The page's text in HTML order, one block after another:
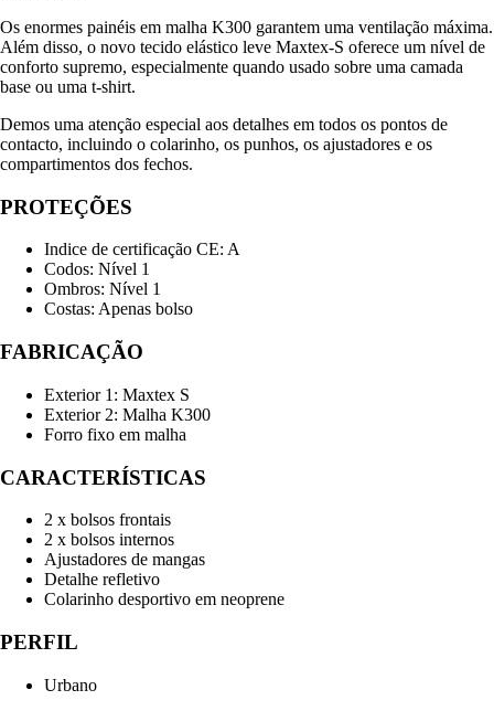
Os enormes painéis em malha K300 garantem uma ventilação máxima.
Além disso, o novo tecido elástico leve Maxtex-S oferece um nível de
conforto supremo, especialmente quando usado sobre uma camada
base ou uma t-shirt.
Demos uma atenção especial aos detalhes em todos os pontos de
contacto, incluindo o colarinho, os punhos, os ajustadores e os
compartimentos dos fechos.
PROTEÇÕES
Indice de certificação CE: A
Codos: Nível 1
Ombros: Nível 1
Costas: Apenas bolso
FABRICAÇÃO
Exterior 1: Maxtex S
Exterior 2: Malha K300
Forro fixo em malha
CARACTERÍSTICAS
2 x bolsos frontais
2 x bolsos internos
Ajustadores de mangas
Detalhe refletivo
Colarinho desportivo em neoprene
PERFIL
Urbano